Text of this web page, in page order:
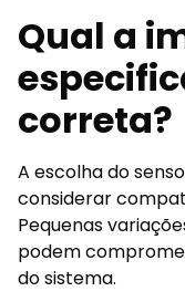
Qual a
correta?
A escolha do
considerar
Pequenas
podem
do sistema.